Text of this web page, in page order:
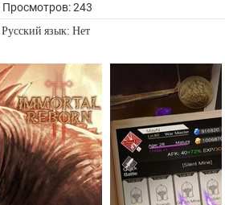
Просмотров: 243
Русский язык: Нет